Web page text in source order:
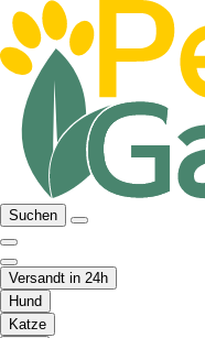
Suchen
Versandt in 24h
Hund
Katze